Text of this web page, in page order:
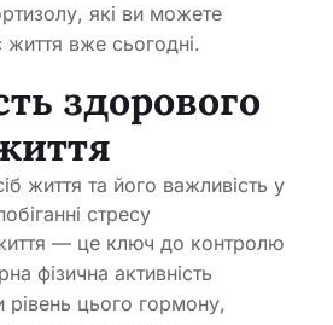
які ви можете
вже сьогодні.
здорового
— це ключ до контролю
фізична активність
рівень цього гормону,